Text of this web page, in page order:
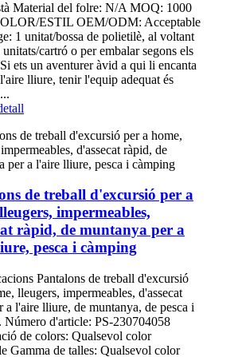
Material del folre: N/A MOQ: 1000
ESTIL OEM/ODM: Acceptable
1 unitat/bossa de polietilè, al voltant
cartró o per embalar segons els
ets un aventurer àvid a qui li encanta
lliure, tenir l'equip adequat és
de treball d'excursió per a
impermeables,
ràpid, de muntanya per a
pesca i càmping
Pantalons de treball d'excursió
lleugers, impermeables, d'assecat
a l'aire lliure, de muntanya, de pesca i
Número d'article: PS-230704058
de colors: Qualsevol color
Gamma de talles: Qualsevol color